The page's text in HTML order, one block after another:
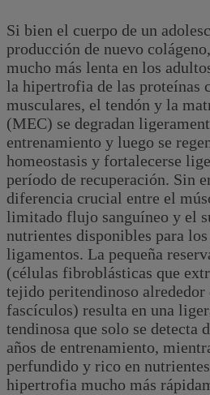
Si bien el cuerpo de un
producción de nuevo
mucho más lenta en los
la hipertrofia de las proteínas
musculares, el tendón y la
(MEC) se degradan
entrenamiento y luego se
homeostasis y fortalecerse
período de recuperación. Sin
diferencia crucial entre el
limitado flujo sanguíneo y el
nutrientes disponibles para
ligamentos. La pequeña
(células fibroblásticas que
tejido peritendinoso
fascículos) resulta en una
tendinosa que solo se detecta
años de entrenamiento,
perfundido y rico en
hipertrofia mucho más